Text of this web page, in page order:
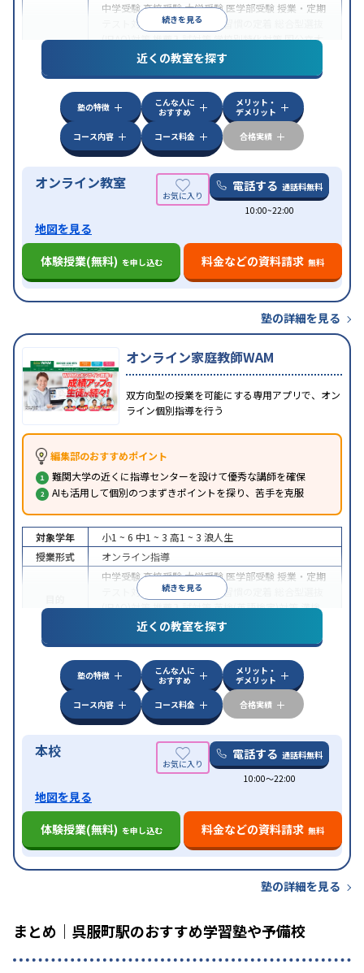
続きを見る
中学受験高校受験大学受験 医学部受験 授業・定期
テスト対策
内申点対策 学習習慣の定着
(旧AO)対策推薦入試対策学校別特化対策国公立大
私大対策共通テスト対策
英語・英会話特化
特徴
中高一貫校生に対応授業の振替可能 不登校生に対
オンライン対応 1科目から受講可能季節講習の
みの受講可
自習室あり
近くの教室を探す
塾の特徴
こんな人に
おすすめ
メリット・
デメリット
コース内容
コース料金 合格実績
オンライン教室 電話する 通話料無料
10:00~22:00
地図を見る
体験授業(無料) を申し込む 料金などの資料請求 無料
塾の詳細を見る
オンライン家庭教師WAM
双方向型の授業を可能にする専用アプリで、オン
ライン個別指導を行う
編集部のおすすめポイント
難関大学の近くに指導センターを設けて優秀な講師を確保
AIも活用して個別のつまずきポイントを探り、苦手を克服
続きを見る
対象学年 小1 ~ 6 中1 ~ 3 高1 ~ 3 浪人生
授業形式
オンライン指導
中学受験高校受験大学受験 医学部受験 授業・定期
テスト対策
内申点対策 学習習慣の定着
(旧AO)対策推薦入試対策英検(英語検定)対策漢検
(漢字検定)対策
中高一貫校生に対応成績保証制度あり授業の振替
可能不登校生に対応学習にPC・タブレットを利用
オンライン対応1科目から受講可能
近くの教室を探す
塾の特徴
こんな人に
おすすめ
メリット・
デメリット
コース内容
コース料金 合格実績
本校 電話する 通話料無料
10:00〜22:00
地図を見る
体験授業(無料) を申し込む 料金などの資料請求 無料
塾の詳細を見る
まとめ｜呉服町駅のおすすめ学習塾や予備校